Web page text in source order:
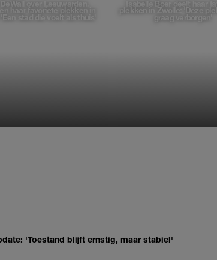
over Leeuwarden,
en haar favoriete plekken in
'Een stad die voelt als thuis'
Isabelle Boer deelt haar
plekken in Zwolle: 'Deze
graag verborgen'
'Toestand blijft ernstig, maar stabiel'